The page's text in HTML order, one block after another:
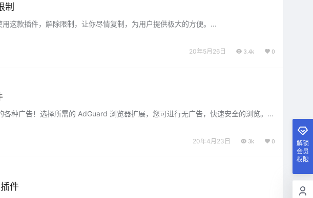
制
这款插件，解除限制，让你尽情复制，为用户提供极大的方便。...
20年5月26日 3.4k 0
种广告！选择所需的 AdGuard 浏览器扩展，您可进行无广告，快速安全的浏览。...
20年4月23日 3k 0
件
解锁
会员
权限